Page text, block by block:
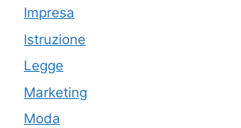
Impresa
Istruzione
Legge
Marketing
Moda